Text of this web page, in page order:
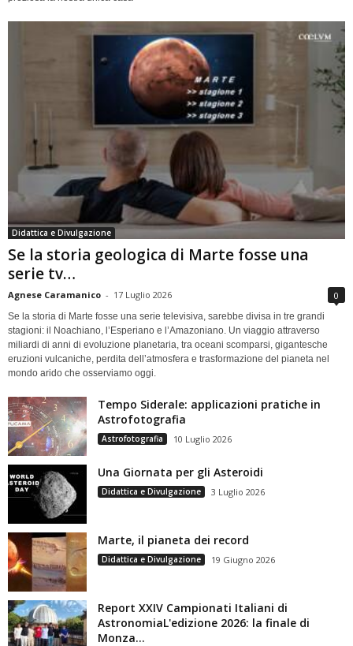
Didattica e Divulgazione
Se la storia geologica di Marte fosse una
serie tv…
Agnese Caramanico - 17 Luglio 2026 0
Se la storia di Marte fosse una serie televisiva, sarebbe divisa in tre grandi
stagioni: il Noachiano, l’Esperiano e l’Amazoniano. Un viaggio attraverso
miliardi di anni di evoluzione planetaria, tra oceani scomparsi, gigantesche
eruzioni vulcaniche, perdita dell’atmosfera e trasformazione del pianeta nel
mondo arido che osserviamo oggi.
Tempo Siderale: applicazioni pratiche in
Astrofotografia
Astrofotografia 10 Luglio 2026
Una Giornata per gli Asteroidi
Didattica e Divulgazione 3 Luglio 2026
Marte, il pianeta dei record
Didattica e Divulgazione 19 Giugno 2026
Report XXIV Campionati Italiani di
AstronomiaL'edizione 2026: la finale di
Monza...